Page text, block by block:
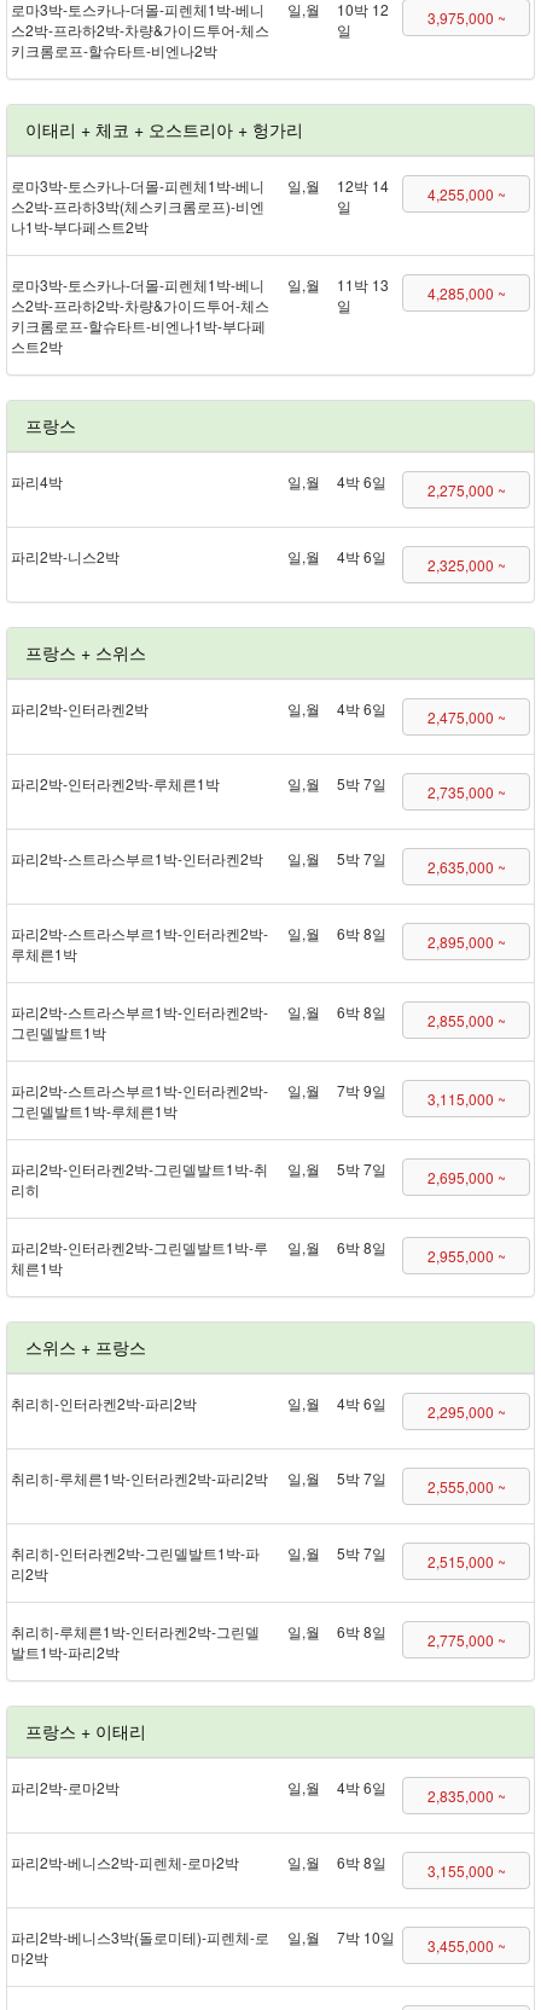
로마 3박 - 토스카나 - 더몰 - 피렌체 1박 - 베니
스 2박 - 프라하 2박 - 차량&가이드투어 - 체스
키크롬로프 - 할슈타트 - 비엔나 2박
일,월
10박 12
일
3,975,000 ~
이태리 + 체코 + 오스트리아 + 헝가리
로마 3박 - 토스카나 - 더몰 - 피렌체 1박 - 베니
스 2박 - 프라하 3박(체스키크롬로프) - 비엔
나 1박 - 부다페스트 2박
일,월
12박 14
일
4,255,000 ~
로마 3박 - 토스카나 - 더몰 - 피렌체 1박 - 베니
스 2박 - 프라하 2박 - 차량&가이드투어 - 체스
키크롬로프 - 할슈타트 - 비엔나 1박 - 부다페
스트 2박
일,월
11박 13
일
4,285,000 ~
프랑스
파리 4박 일,월 4박 6일 2,275,000 ~
파리 2박 - 니스 2박 일,월 4박 6일 2,325,000 ~
프랑스 + 스위스
파리 2박 - 인터라켄 2박 일,월 4박 6일 2,475,000 ~
파리 2박 - 인터라켄 2박 - 루체른 1박 일,월 5박 7일 2,735,000 ~
파리 2박 - 스트라스부르 1박 - 인터라켄 2박 일,월 5박 7일 2,635,000 ~
파리 2박 - 스트라스부르 1박 - 인터라켄 2박 -
루체른 1박
일,월 6박 8일 2,895,000 ~
파리 2박 - 스트라스부르 1박 - 인터라켄 2박 -
그린델발트 1박
일,월 6박 8일 2,855,000 ~
파리 2박 - 스트라스부르 1박 - 인터라켄 2박 -
그린델발트 1박 - 루체른 1박
일,월 7박 9일 3,115,000 ~
파리 2박 - 인터라켄 2박 - 그린델발트 1박 - 취
리히
일,월 5박 7일 2,695,000 ~
파리 2박 - 인터라켄 2박 - 그린델발트 1박 - 루
체른 1박
일,월 6박 8일 2,955,000 ~
스위스 + 프랑스
취리히 - 인터라켄 2박 - 파리 2박 일,월 4박 6일 2,295,000 ~
취리히 - 루체른 1박 - 인터라켄 2박 - 파리 2박 일,월 5박 7일 2,555,000 ~
취리히 - 인터라켄 2박 - 그린델발트 1박 - 파
리 2박
일,월 5박 7일 2,515,000 ~
취리히 - 루체른 1박 - 인터라켄 2박 - 그린델
발트 1박 - 파리 2박
일,월 6박 8일 2,775,000 ~
프랑스 + 이태리
파리 2박 - 로마 2박 일,월 4박 6일 2,835,000 ~
파리 2박 - 베니스 2박 - 피렌체 - 로마 2박 일,월 6박 8일 3,155,000 ~
파리 2박 - 베니스 3박(돌로미테) - 피렌체 - 로
마 2박
일,월 7박 10일 3,455,000 ~